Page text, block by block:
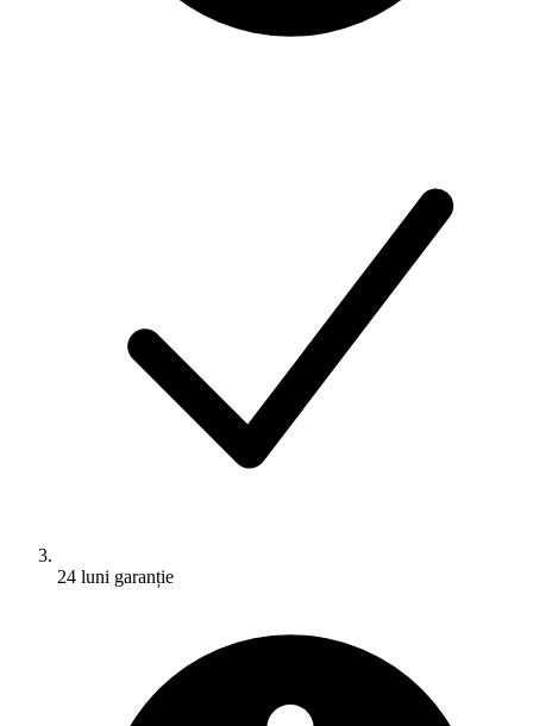
24 luni garanție